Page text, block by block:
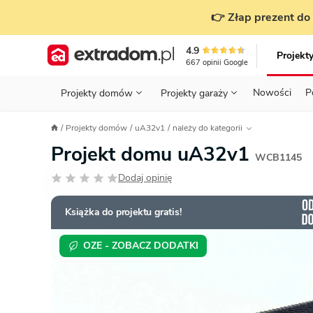
👉 Złap prezent
4.9
667 opinii Google
Projekty domów Projekty garaży Nowości
Projekty domów Projekty garaży
Parterowe Piętrowe
KONDYGNACJE
POWIERZCHNIA
GARAŻ
DACH
KONSTRUKCJA
STYL
STANOWISKA
TYP
Zobacz wszystkie kategorie
PRZED BUDOWĄ - ETAP 1
Działka
WYBIERAM PROJEKT - ETAP 2
BUDUJĘ DOM - ETAP 3
URZĄDZAM DOM - ETAP 4
PRZEPISY I FORMALNOŚCI
FINANSE I KOSZTY
Projekty domów uA32v1 należy do kategorii
Projekt domu uA32v1 WCB1145
Dodaj opinię
OZE - ZOBACZ DODATKI
Książka do projektu gratis!